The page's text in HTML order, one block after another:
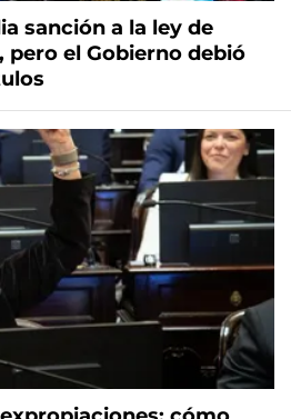
sanción a la ley de
pero el Gobierno debió